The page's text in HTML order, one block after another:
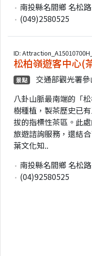
南投縣名間鄉 名松
(049)2580525
ID:
松柏嶺遊客中心(
景點
交通部觀光署
八卦山脈最南端的「
樹種植，製茶歷史已
拔的指標性茶區。此
旅遊諮詢服務，還結
葉文化知..
南投縣名間鄉 名松
(04)92580525